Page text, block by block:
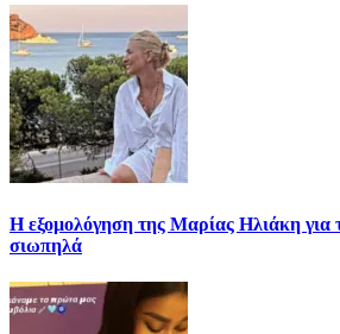
Η εξομολόγηση της Μαρίας Ηλιάκη για
σιωπηλά